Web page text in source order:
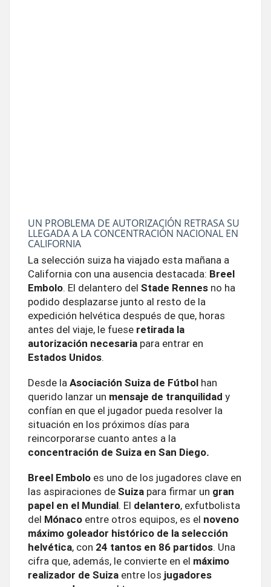
UN PROBLEMA DE AUTORIZACIÓN RETRASA SU
LLEGADA A LA CONCENTRACIÓN NACIONAL EN
CALIFORNIA
La selección suiza ha viajado esta mañana a
California con una ausencia destacada: Breel
Embolo. El delantero del Stade Rennes no ha
podido desplazarse junto al resto de la
expedición helvética después de que, horas
antes del viaje, le fuese retirada la
autorización necesaria para entrar en
Estados Unidos.
Desde laAsociación Suiza de Fútbol han
querido lanzar un mensaje de tranquilidad y
confían en que el jugador pueda resolver la
situación en los próximos días para
reincorporarse cuanto antes a la
concentración de Suiza en San Diego.
Breel Embolo es uno de los jugadores clave en
las aspiraciones deSuiza para firmar un gran
papel en el Mundial. El delantero, exfutbolista
del Mónaco entre otros equipos, es el noveno
máximo goleador histórico de la selección
helvética, con 24 tantos en 86 partidos. Una
cifra que, además, le convierte en el máximo
realizador de Suiza entre los jugadores